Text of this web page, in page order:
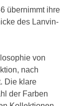
übernimmt ihre
des Lanvin-
von
nach
Die klare
der Farben